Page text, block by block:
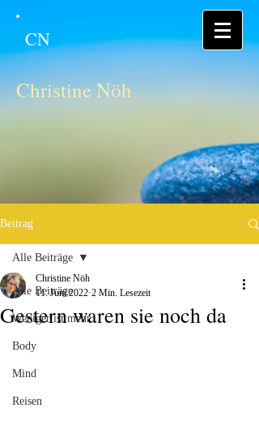
CN
Christine Nöh
Beitrag
Alle Beiträge
Weniger ist mehr
Body
Mind
Reisen
Alle Beiträge
Gestern waren sie noch da
Christine Nöh
11. Juni 2022 2 Min. Lesezeit